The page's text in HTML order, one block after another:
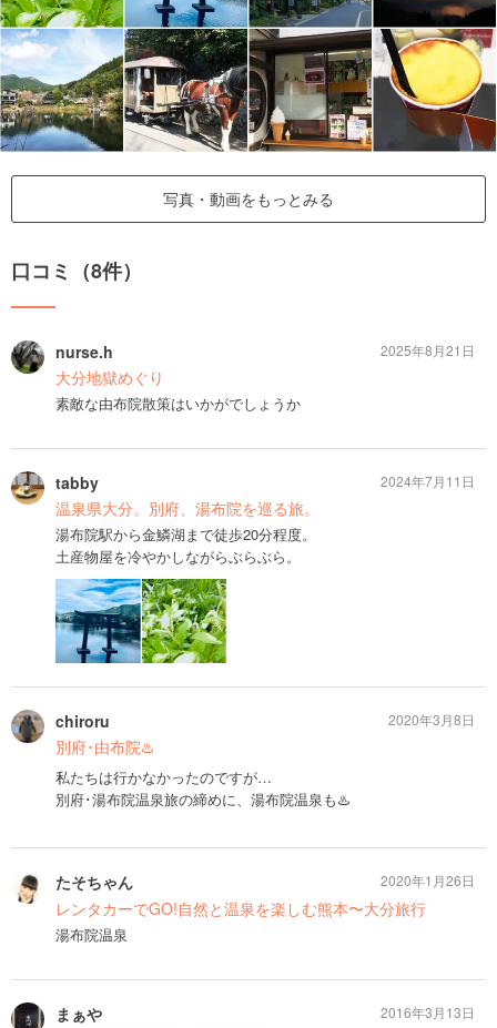
写真・動画をもっとみる
口コミ（8件）
nurse.h
大分地獄めぐり
素敵な由布院散策はいかがでしょうか
2025年8月21日
tabby
温泉県大分。別府、湯布院を巡る旅。
湯布院駅から金鱗湖まで徒歩20分程度。
土産物屋を冷やかしながらぶらぶら。
2024年7月11日
chiroru
別府･由布院♨️
私たちは行かなかったのですが…
別府･湯布院温泉旅の締めに、湯布院温泉も♨️
2020年3月8日
たそちゃん
レンタカーでGO!自然と温泉を楽しむ熊本〜大分旅行
湯布院温泉
2020年1月26日
まぁや
2016年3月13日